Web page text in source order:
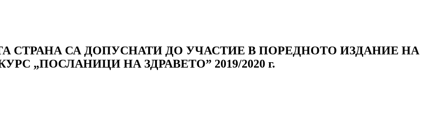
СТРАНА СА ДОПУСНАТИ ДО УЧАСТИЕ В ПОРЕДНОТО ИЗДАНИЕ НА
„ПОСЛАНИЦИ НА ЗДРАВЕТО” 2019/2020 г.